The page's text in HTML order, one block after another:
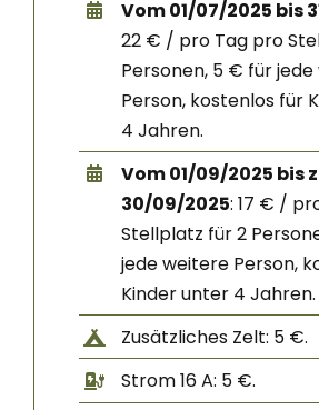
Vom 01/07/2025 bis
22 € / pro Tag pro
Personen, 5 € für
Person, kostenlos für
4 Jahren.
Vom 01/09/2025 bis
30/09/2025: 17 € /
Stellplatz für 2
jede weitere Person,
Kinder unter 4 Jahren.
Zusätzliches Zelt: 5 €.
Strom 16 A: 5 €.